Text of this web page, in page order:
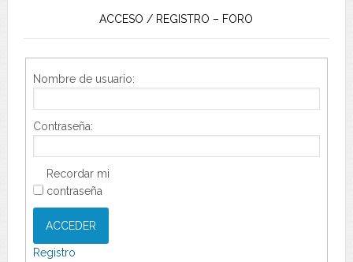
ACCESO / REGISTRO – FORO
Nombre de usuario:
Contraseña:
Recordar mi
contraseña
ACCEDER
Registro